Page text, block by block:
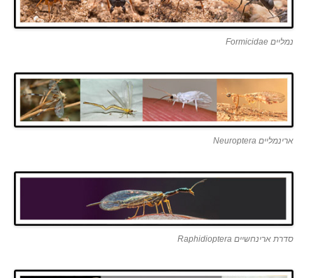
נמליים Formicidae
ארינמליים Neuroptera
סדרת ארינחשיים Raphidioptera